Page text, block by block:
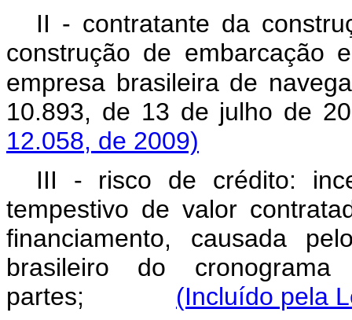
II - contratante da
construção de embarcação
empresa brasileira de
10.893, de 13 de
12.058, de 2009)
III - risco de crédito:
tempestivo de valor
financiamento, causada
brasileiro do
partes; (Incluído pela